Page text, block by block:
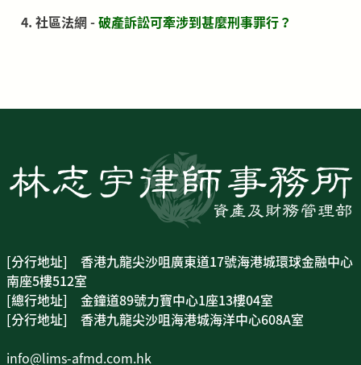
社區法網 -破產訴訟可牽涉到甚麼刑事罪行？
[分行地址] 香港九龍尖沙咀廣東道17號海港城環球金融中心
南座5樓512室
[總行地址] 金鐘道89號力寶中心1座13樓04室
[分行地址] 香港九龍尖沙咀海港城海洋中心608A室
info@lims-afmd.com.hk